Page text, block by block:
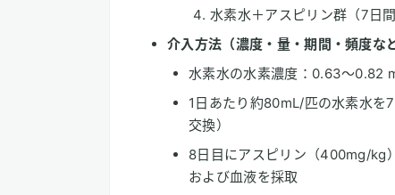
水素水＋アスピリン群（7日
介入方法（濃度・量・期間・頻度など
水素水の水素濃度：0.63～0.82
1日あたり約80mL/匹の水素水を
交換）
8日目にアスピリン（400mg/kg
および血液を採取